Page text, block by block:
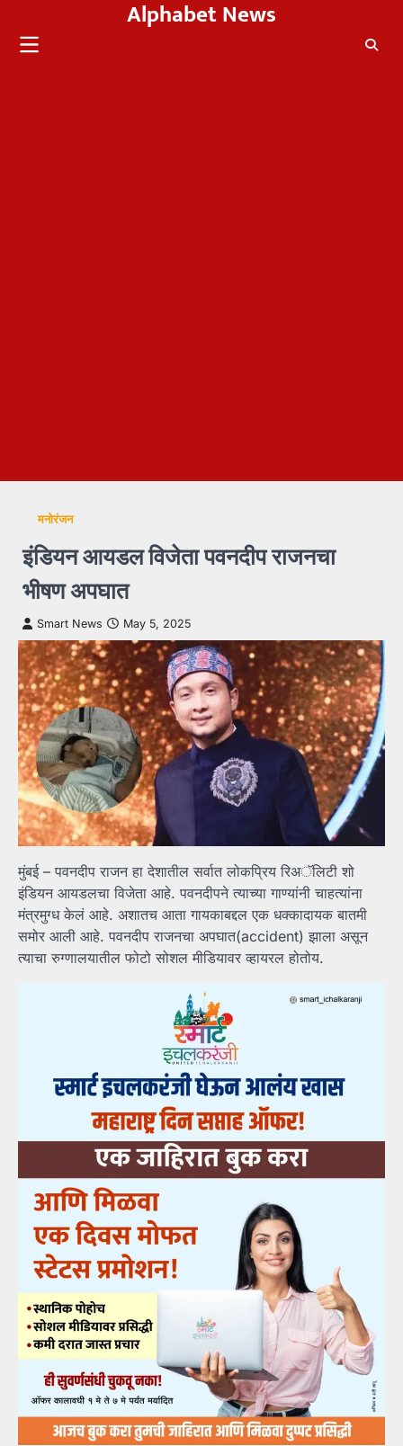
content
Alphabet News
मनोरंजन
इंडियन आयडल विजेता पवनदीप राजनचा
भीषण अपघात
Smart News May 5, 2025
मुंबई – पवनदीप राजन हा देशातील सर्वात लोकप्रिय रिअॅलिटी शो
इंडियन आयडलचा विजेता आहे. पवनदीपने त्याच्या गाण्यांनी चाहत्यांना
मंत्रमुग्ध केलं आहे. अशातच आता गायकाबद्दल एक धक्कादायक बातमी
समोर आली आहे. पवनदीप राजनचा अपघात(accident) झाला असून
त्याचा रुग्णालयातील फोटो सोशल मीडियावर व्हायरल होतोय.